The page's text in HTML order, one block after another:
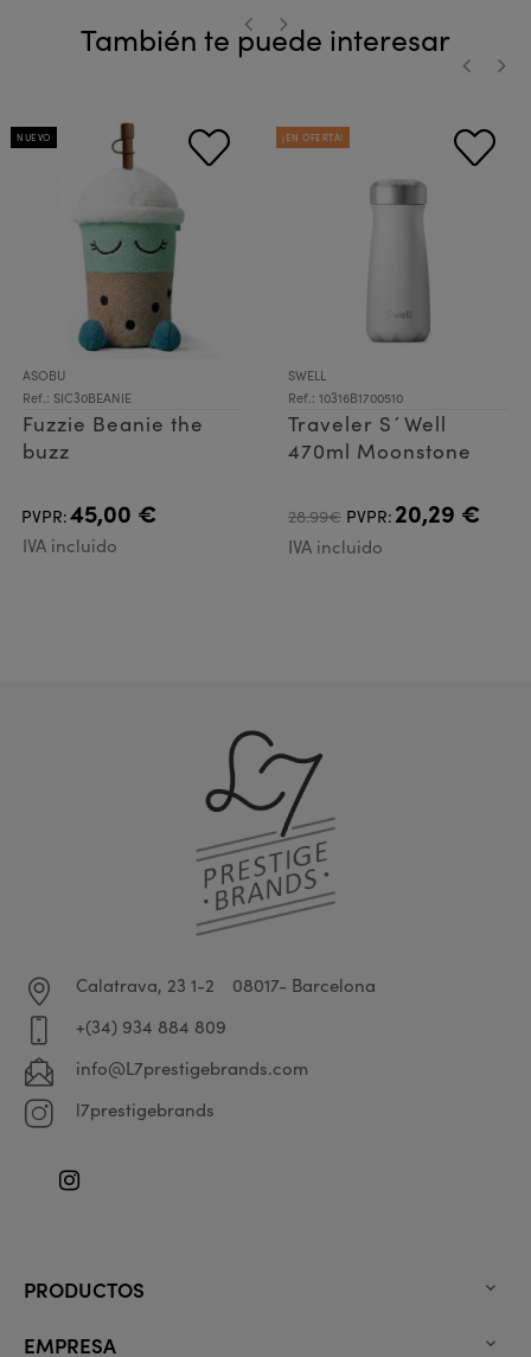
También te puede interesar
NUEVO
ASOBU
Ref.: SIC30BEANIE
Fuzzie Beanie the
buzz
PVPR:45,00 €
IVA incluido
¡EN OFERTA!
SWELL
Ref.: 10316B1700510
Traveler S´Well
470ml Moonstone
28.99€ PVPR: 20,29 €
IVA incluido
Calatrava, 23 1-2
08017- Barcelona
+(34) 934 884 809
info@L7prestigebrands.com
l7prestigebrands
Instagram
PRODUCTOS 
EMPRESA 